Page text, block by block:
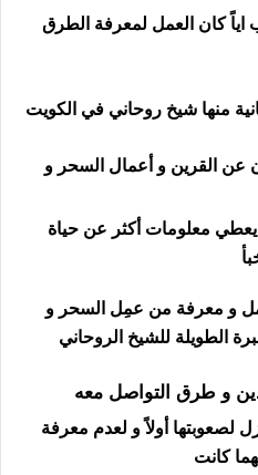
كان العمل لمعرفة الطرق
منها شيخ روحاني في الكويت
عن القرين و أعمال السحر و
يعطي معلومات أكثر عن حياة
و معرفة من عمِل السحر و
الطويلة للشيخ الروحاني
و طرق التواصل معه
لصعوبتها أولاً و لعدم معرفة
كانت